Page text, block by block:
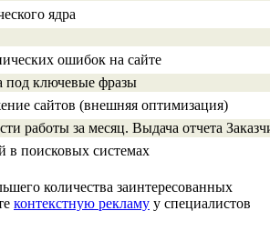
ядра
ошибок на сайте
под ключевые фразы
сайтов (внешняя оптимизация)
работы за месяц. Выдача отчета
в поисковых системах
количества заинтересованных
контекстную рекламу у специалистов